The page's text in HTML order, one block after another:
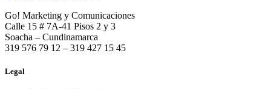
Go! Marketing y Comunicaciones
Calle 15 # 7A-41 Pisos 2 y 3
Soacha – Cundinamarca
319 576 79 12 – 319 427 15 45
Legal